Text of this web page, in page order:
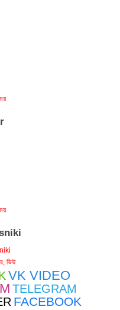
ভিউ
VK VIDEO
TELEGRAM
FACEBOOK
MAX DZENMAX